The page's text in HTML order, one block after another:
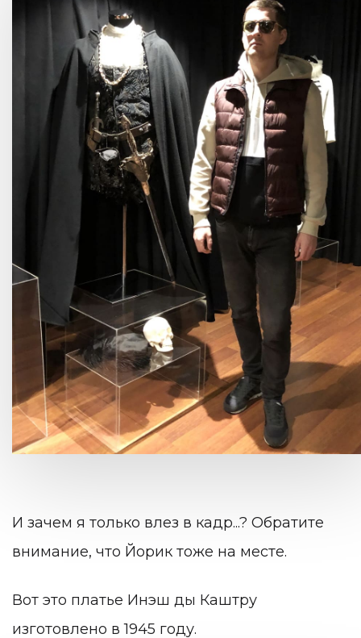
И зачем я только влез в кадр...? Обратите
внимание, что Йорик тоже на месте.
Вот это платье Инэш ды Каштру
изготовлено в 1945 году.